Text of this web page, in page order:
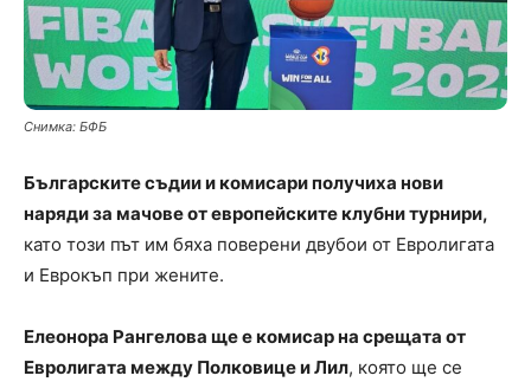
Снимка: БФБ
Българските съдии и комисари получиха нови
наряди за мачове от европейските клубни турнири,
като този път им бяха поверени двубои от Евролигата
и Еврокъп при жените.
Елеонора Рангелова ще е комисар на срещата от
Евролигата между Полковице и Лил, която ще се